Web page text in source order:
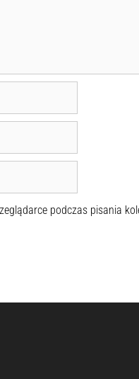
podczas pisania